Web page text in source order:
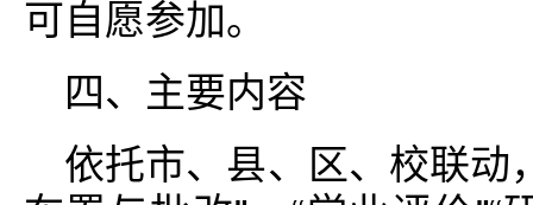
可自愿参加。
四、主要内容
依托市、县、区、校联动